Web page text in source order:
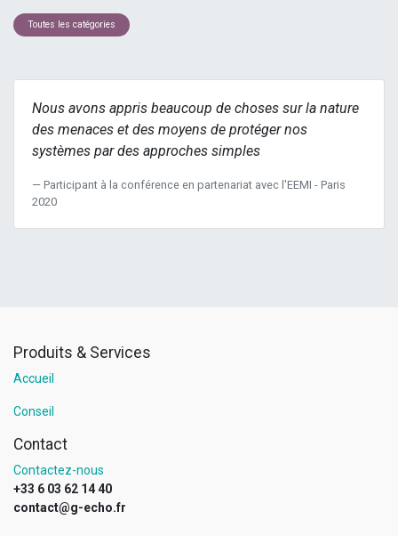
Toutes les catégories
Nous avons appris beaucoup de choses sur la nature
des menaces et des moyens de protéger nos
systèmes par des approches simples
Participant à la conférence en partenariat avec l'EEMI - Paris
2020
Produits & Services
Accueil
Conseil
Contact
Contactez-nous
+33 6 03 62 14 40
contact@g-echo.fr